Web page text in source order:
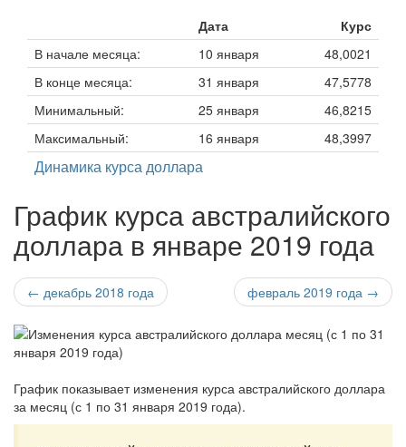
Дата
Курс
В начале месяца:
10 января
48,0021
В конце месяца:
31 января
47,5778
Минимальный:
25 января
46,8215
Максимальный:
16 января 48,3997
Динамика курса доллара
График курса австралийского
доллара в январе 2019 года
← декабрь 2018 года февраль 2019 года →
График показывает изменения курса австралийского доллара
за месяц (с 1 по 31 января 2019 года).